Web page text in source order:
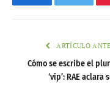
FacebookTwitter
ARTÍCULO
Cómo se escribe el
‘vip’: RAE aclara